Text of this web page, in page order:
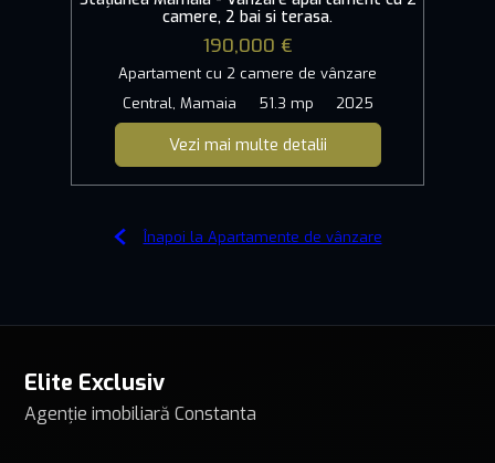
camere, 2 bai si terasa.
190,000 €
Apartament cu 2 camere de vânzare
Central, Mamaia
51.3 mp 2025
Vezi mai multe detalii
Înapoi la Apartamente de vânzare
Elite Exclusiv
Agenție imobiliară Constanta